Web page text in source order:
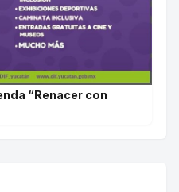
“Renacer con